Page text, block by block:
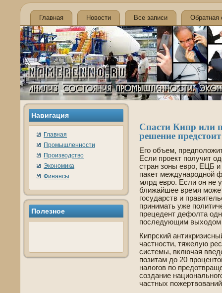
Главная Новости Все записи Обратная
Навигация
Главная
Промышленности
Производство
Экономика
Финансы
Полезнοе
Спасти Кипр или
решение
Его объем,
Если проект получит
стран зоны евро, ЕЦБ
пакет международной
млрд евро. Если он не
ближайшее время
государств и
принимать уже
прецеде­нт де­фолта
последующим выходом
Кипрский
частности, тяжелую
системы, включая
позитам до 20
налогов по
создание
частных